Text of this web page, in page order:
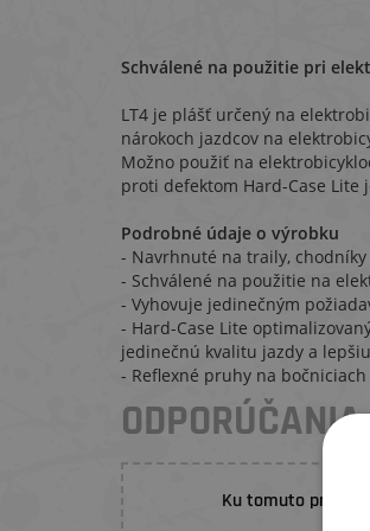
Schválené na použitie pri
LT4 je plášť určený na
nárokoch jazdcov na
Možno použiť na
proti defektom Hard-Case Lite
Podrobné údaje o výrobku
- Navrhnuté na traily,
- Schválené na použitie na
- Vyhovuje jedinečným
- Hard-Case Lite
jedinečnú kvalitu jazdy a
- Reflexné pruhy na
Ku tomuto